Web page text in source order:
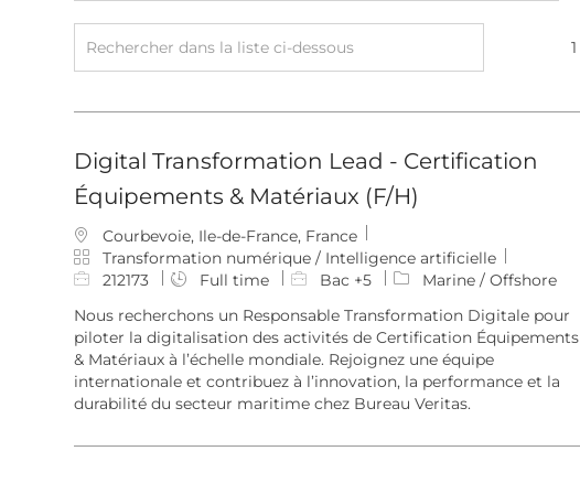
Rechercher
dans
ci-
dessous
1
Digital Transformation Lead - Certification
Équipements & Matériaux (F/H)
E
m
p
a
c
e
m
e
Courbevoie, Ile-de-France, France
C
a
é
g
o
r
i
Transformation numérique / Intelligence artificielle
I
d
e
l
’
e
212173 Full time Bac +5
Marine / Offshore
Nous recherchons un Responsable Transformation Digitale pour
piloter la digitalisation des activités de Certification Équipements
& Matériaux à l’échelle mondiale. Rejoignez une équipe
internationale et contribuez à l’innovation, la performance et la
durabilité du secteur maritime chez Bureau Veritas.